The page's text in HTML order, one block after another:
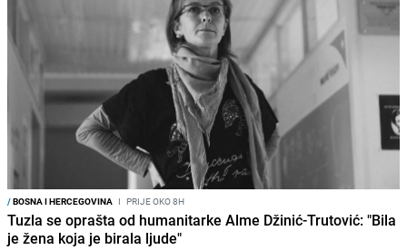
/BOSNA I HERCEGOVINA I PRIJE OKO 8H
Tuzla se oprašta od humanitarke Alme Džinić-Trutović: "Bila
je žena koja je birala ljude"